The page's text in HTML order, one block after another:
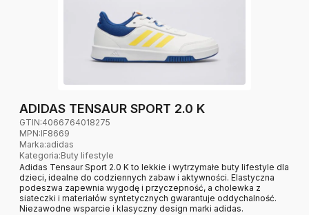
ADIDAS TENSAUR SPORT 2.0 K
GTIN:4066764018275
MPN:IF8669
Marka:adidas
Kategoria:Buty lifestyle
Adidas Tensaur Sport 2.0 K to lekkie i wytrzymałe buty lifestyle dla
dzieci, idealne do codziennych zabaw i aktywności. Elastyczna
podeszwa zapewnia wygodę i przyczepność, a cholewka z
siateczki i materiałów syntetycznych gwarantuje oddychalność.
Niezawodne wsparcie i klasyczny design marki adidas.